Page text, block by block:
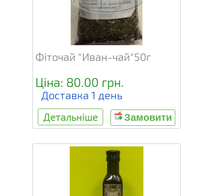
Фіточай "Иван-чай"50г
Ціна: 80.00 грн.
Доставка 1 день
Детальніше Замовити